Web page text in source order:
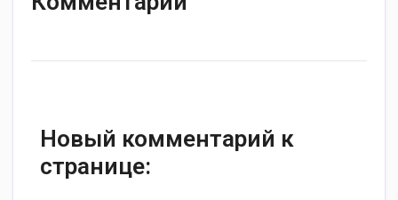
Новый комментарий к
странице: